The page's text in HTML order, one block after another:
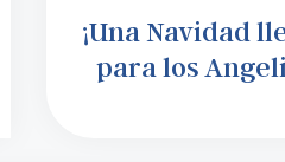
¡Una Navidad
para los